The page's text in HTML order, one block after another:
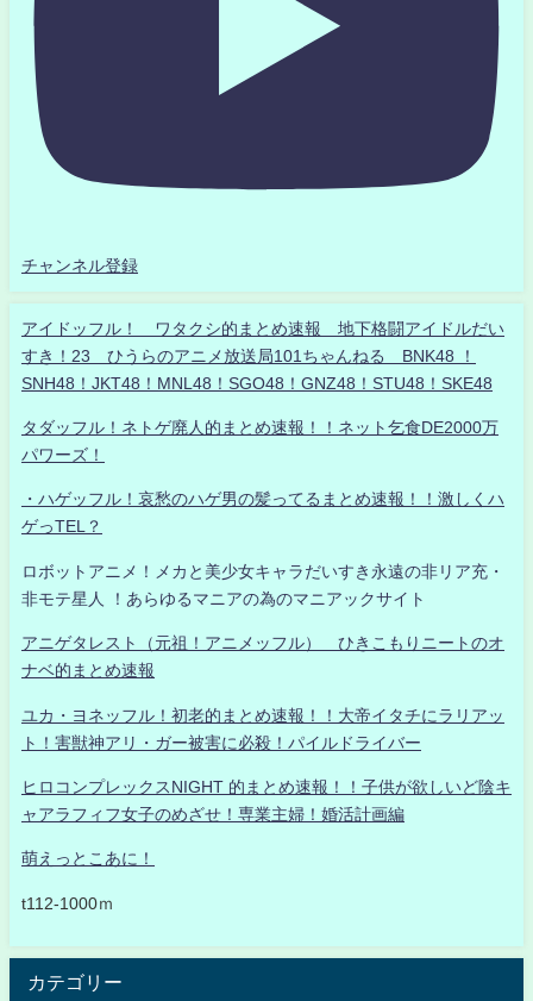
チャンネル登録
アイドッフル！ ワタクシ的まとめ速報 地下格闘アイドルだい
すき！23 ひうらのアニメ放送局101ちゃんねる BNK48 ！
SNH48！JKT48！MNL48！SGO48！GNZ48！STU48！SKE48
タダッフル！ネトゲ廃人的まとめ速報！！ネット乞食DE2000万
パワーズ！
・ハゲッフル！哀愁のハゲ男の髪ってるまとめ速報！！激しくハ
ゲっTEL？
ロボットアニメ！メカと美少女キャラだいすき永遠の非リア充・
非モテ星人 ！あらゆるマニアの為のマニアックサイト
アニゲタレスト（元祖！アニメッフル） ひきこもりニートのオ
ナベ的まとめ速報
ユカ・ヨネッフル！初老的まとめ速報！！大帝イタチにラリアッ
ト！害獣神アリ・ガー被害に必殺！パイルドライバー
ヒロコンプレックスNIGHT 的まとめ速報！！子供が欲しいど陰キ
ャアラフィフ女子のめざせ！専業主婦！婚活計画編
萌えっとこあに！
t112-1000ｍ
カテゴリー